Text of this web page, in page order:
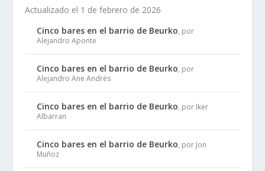
Actualizado el 1 de febrero de 2026
Cinco bares en el barrio de Beurko, por
Alejandro Aponte
Cinco bares en el barrio de Beurko, por
Alejandro Ane Andrés
Cinco bares en el barrio de Beurko, por Iker
Albarran
Cinco bares en el barrio de Beurko, por Jon
Muñoz